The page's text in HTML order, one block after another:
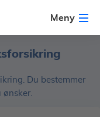
Meny
Du bestemmer
ønsker.